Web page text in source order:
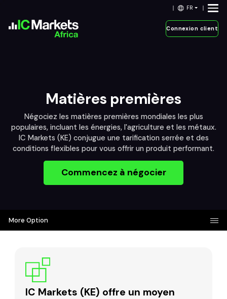
FR
Connexion client
Matières premières
Négociez les matières premières mondiales les plus
populaires, incluant les énergies, l'agriculture et les métaux.
IC Markets (KE) conjugue une tarification serrée et des
conditions flexibles pour vous offrir un produit performant.
Commencez à négocier
More Option
IC Markets (KE) offre un moyen